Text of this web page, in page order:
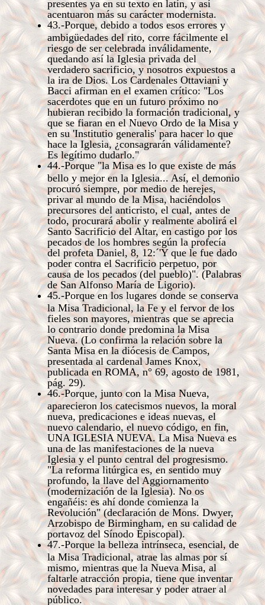
presentes ya en su texto en latín, y así
acentuaron más su carácter modernista.
43.-Porque, debido a todos esos errores y
ambigüedades del rito, corre fácilmente el
riesgo de ser celebrada inválidamente,
quedando así la Iglesia privada del
verdadero sacrificio, y nosotros expuestos a
la ira de Dios. Los Cardenales Ottaviani y
Bacci afirman en el examen crítico: "Los
sacerdotes que en un futuro próximo no
hubieran recibido la formación tradicional, y
que se fiaran en el Nuevo Ordo de la Misa y
en su 'Institutio generalis' para hacer lo que
hace la Iglesia, ¿consagrarán válidamente?
Es legítimo dudarlo."
44.-Porque "la Misa es lo que existe de más
bello y mejor en la Iglesia... Así, el demonio
procuró siempre, por medio de herejes,
privar al mundo de la Misa, haciéndolos
precursores del anticristo, el cual, antes de
todo, procurará abolir y realmente abolirá el
Santo Sacrificio del Altar, en castigo por los
pecados de los hombres según la profecía
del profeta Daniel, 8, 12:´'Y que le fue dado
poder contra el Sacrificio perpetuo, por
causa de los pecados (del pueblo)". (Palabras
de San Alfonso María de Ligorio).
45.-Porque en los lugares donde se conserva
la Misa Tradicional, la Fe y el fervor de los
fieles son mayores, mientras que se aprecia
lo contrario donde predomina la Misa
Nueva. (Lo confirma la relación sobre la
Santa Misa en la diócesis de Campos,
presentada al cardenal James Knox,
publicada en ROMA, n° 69, agosto de 1981,
pág. 29).
46.-Porque, junto con la Misa Nueva,
aparecieron los catecismos nuevos, la moral
nueva, predicaciones e ideas nuevas, el
nuevo calendario, el nuevo código, en fin,
UNA IGLESIA NUEVA. La Misa Nueva es
una de las manifestaciones de la nueva
Iglesia y el punto central del progresismo.
"La reforma litúrgica es, en sentido muy
profundo, la llave del Aggiornamento
(modernización de la Iglesia). No os
engañéis: es ahí donde comienza la
Revolución" (declaración de Mons. Dwyer,
Arzobispo de Birmingham, en su calidad de
portavoz del Sínodo Episcopal).
47.-Porque la belleza intrínseca, esencial, de
la Misa Tradicional, atrae las almas por sí
mismo, mientras que la Nueva Misa, al
faltarle atracción propia, tiene que inventar
novedades para interesar y poder atraer al
público.